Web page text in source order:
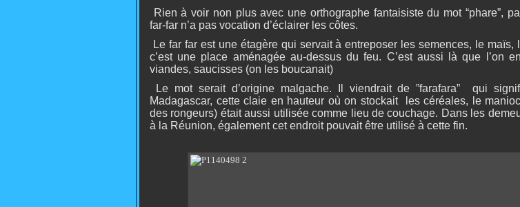
Rien à voir non plus avec une orthographe fantaisiste du mot “phare”,
far-far n’a pas vocation d’éclairer les côtes.
Le far far est une étagère qui servait à entreposer les semences, le maïs,
c’est une place aménagée au-dessus du feu. C’est aussi là que l’on
viandes, saucisses (on les boucanait)
Le mot serait d’origine malgache. Il viendrait de ”farafara”
qui
Madagascar, cette claie en hauteur où on stockait
les céréales, le
des rongeurs) était aussi utilisée comme lieu de couchage. Dans les
à la Réunion, également cet endroit pouvait être utilisé à cette fin.